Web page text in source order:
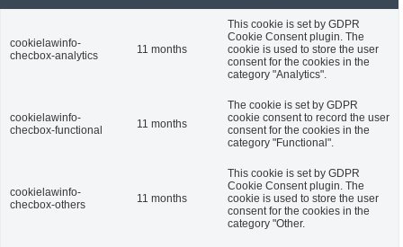
cookielawinfo-
checbox-analytics
11 months
This cookie is set by GDPR
Cookie Consent plugin. The
cookie is used to store the user
consent for the cookies in the
category "Analytics".
cookielawinfo-
checbox-functional
11 months
The cookie is set by GDPR
cookie consent to record the user
consent for the cookies in the
category "Functional".
cookielawinfo-
checbox-others
11 months
This cookie is set by GDPR
Cookie Consent plugin. The
cookie is used to store the user
consent for the cookies in the
category "Other.